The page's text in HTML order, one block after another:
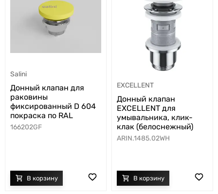
Salini
Донный клапан для
раковины
фиксированный D 604
покраска по RAL
166202GF
EXCELLENT
Донный клапан
EXCELLENT для
умывальника, клик-
клак (белоснежный)
ARIN.1485.02WH